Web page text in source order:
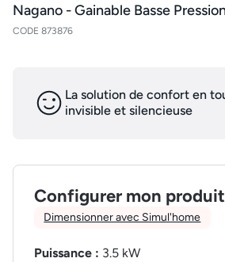
Nagano - Gainable Basse
CODE 873876
La solution de confort en
invisible et silencieuse
Configurer mon produit
Dimensionner avec Simul'home
Puissance : 3.5 kW